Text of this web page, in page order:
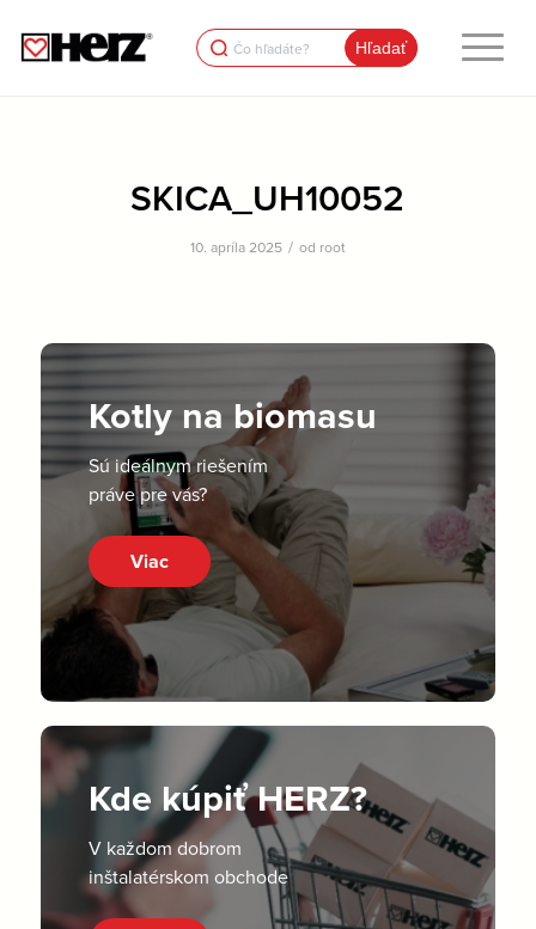
Search
for:
SKICA_UH10052
10. apríla 2025 / od root
Kotly na biomasu
Sú ideálnym riešením
práve pre vás?
Viac
Kde kúpiť HERZ?
V každom dobrom
inštalatérskom obchode